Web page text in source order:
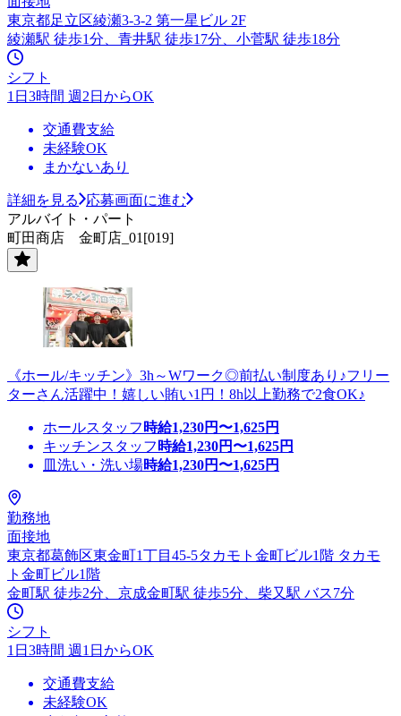
東京都足立区綾瀬3-3-2 第一星ビル 2F
綾瀬駅 徒歩1分、青井駅 徒歩17分、小菅駅 徒歩18分
シフト
1日3時間 週2日からOK
交通費支給
未経験OK
まかないあり
詳細を見る
応募画面に進む
アルバイト・パート
町田商店 金町店_01[019]
《ホール/キッチン》3h～Wワーク◎前払い制度あり♪フリー
ターさん活躍中！嬉しい賄い1円！8h以上勤務で2食OK♪
ホールスタッフ 時給1,230円〜1,625円
キッチンスタッフ 時給1,230円〜1,625円
皿洗い・洗い場時給1,230円〜1,625円
勤務地
面接地
東京都葛飾区東金町1丁目45-5タカモト金町ビル1階 タカモ
ト金町ビル1階
金町駅 徒歩2分、京成金町駅 徒歩5分、柴又駅 バス7分
シフト
1日3時間 週1日からOK
交通費支給
未経験OK